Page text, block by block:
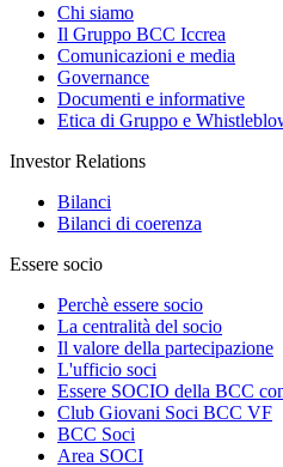
Chi siamo
Il Gruppo BCC Iccrea
Comunicazioni e media
Governance
Documenti e informative
Etica di Gruppo e
Investor Relations
Bilanci
Bilanci di coerenza
Essere socio
Perchè essere socio
La centralità del socio
Il valore della partecipazione
L'ufficio soci
Essere SOCIO della BCC
Club Giovani Soci BCC VF
BCC Soci
Area SOCI